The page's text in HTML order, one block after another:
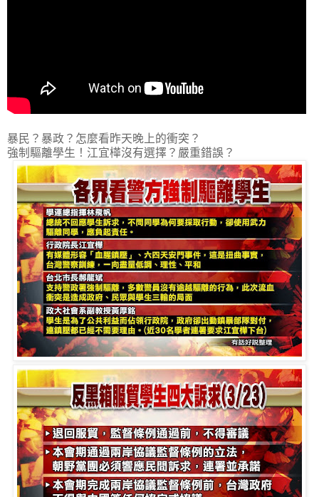
暴民？暴政？怎麼看昨天晚上的衝突？
強制驅離學生！江宜樺沒有選擇？嚴重錯誤？